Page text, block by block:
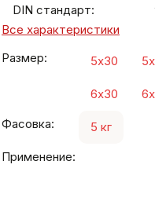
DIN стандарт:
Все характеристики
Размер:
5х30
6х30
Фасовка:
5 кг
Применение: